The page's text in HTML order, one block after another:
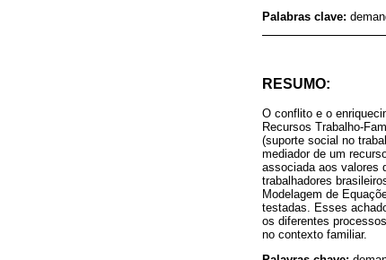
Palabras clave:
RESUMO:
O conflito e o
Recursos Trabalho-
(suporte social no
mediador de um
associada aos valores
trabalhadores
Modelagem de
testadas. Esses
os diferentes
no contexto familiar.